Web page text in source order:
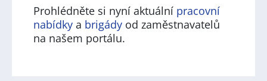
Prohlédněte si nyní aktuální pracovní
nabídky a brigády od zaměstnavatelů
na našem portálu.